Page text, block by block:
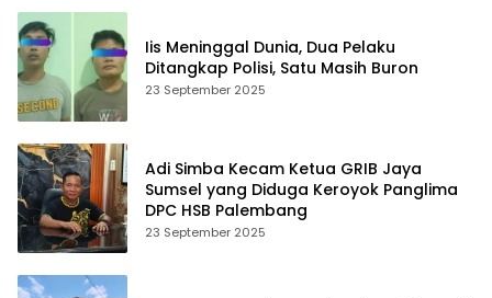
Iis Meninggal Dunia, Dua Pelaku
Ditangkap Polisi, Satu Masih Buron
23 September 2025
Adi Simba Kecam Ketua GRIB Jaya
Sumsel yang Diduga Keroyok Panglima
DPC HSB Palembang
23 September 2025